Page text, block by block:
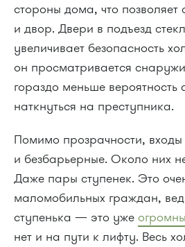
стороны дома, что позволяет
и двор. Двери в подъезд
увеличивает безопасность
он просматривается
гораздо меньше вероятность
наткнуться на преступника.
Помимо прозрачности,
и безбарьерные. Около них
Даже пары ступенек. Это
маломобильных граждан,
ступенька — это уже
нет и на пути к лифту. Весь